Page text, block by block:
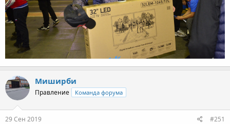
Миширби
Правление Команда форума
29 Сен 2019 #251